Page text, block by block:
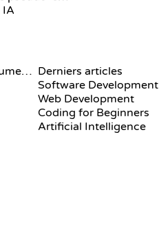
IA
Voir toute la documentation Derniers articles
Software Development
Web Development
Coding for Beginners
Artificial Intelligence